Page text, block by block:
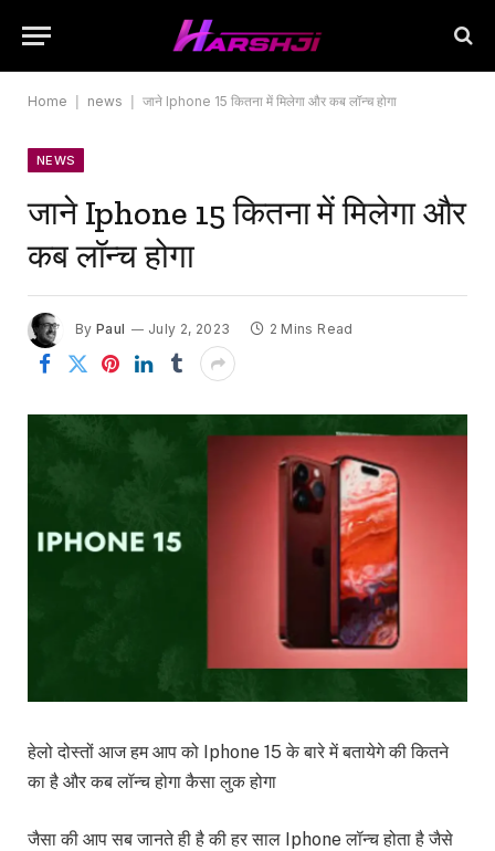
Home news जाने Iphone 15 कितना में मिलेगा और कब लॉन्च होगा
NEWS
जाने Iphone 15 कितना में मिलेगा और
कब लॉन्च होगा
By Paul July 2, 2023 2 Mins Read
हेलो दोस्तों आज हम आप को Iphone 15 के बारे में बतायेगे की कितने
का है और कब लॉन्च होगा कैसा लुक होगा
जैसा की आप सब जानते ही है की हर साल Iphone लॉन्च होता है जैसे